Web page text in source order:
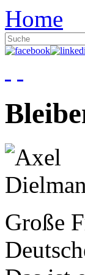
Home
Große